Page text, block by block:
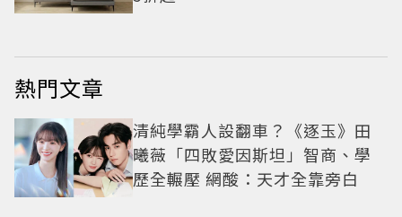
熱門文章
清純學霸人設翻車？《逐玉》田
曦薇「四敗愛因斯坦」智商、學
歷全輾壓 網酸：天才全靠旁白